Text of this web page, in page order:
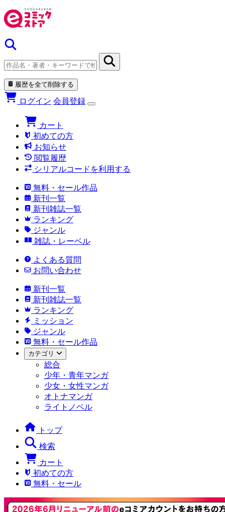
履歴を全て削除する
ログイン 会員登録
カート
初めての方
お知らせ
閲覧履歴
シリアルコードを利用する
無料・セール作品
新刊一覧
新刊雑誌一覧
ランキング
ジャンル
雑誌・レーベル
よくある質問
お問い合わせ
新刊一覧
新刊雑誌一覧
ランキング
ミッション
ジャンル
無料・セール作品
カテゴリ
総合
少年・青年マンガ
少女・女性マンガ
オトナマンガ
ライトノベル
トップ
検索
カート
初めての方
無料・セール